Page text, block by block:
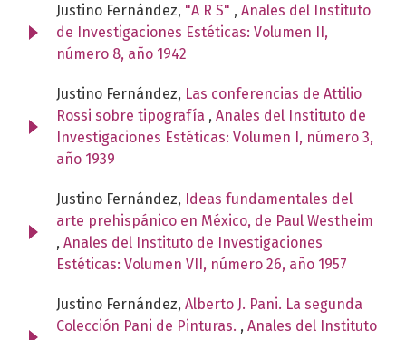
Justino Fernández, "A R S" , Anales del Instituto
de Investigaciones Estéticas: Volumen II,
número 8, año 1942
Justino Fernández, Las conferencias de Attilio
Rossi sobre tipografía , Anales del Instituto de
Investigaciones Estéticas: Volumen I, número 3,
año 1939
Justino Fernández, Ideas fundamentales del
arte prehispánico en México, de Paul Westheim
, Anales del Instituto de Investigaciones
Estéticas: Volumen VII, número 26, año 1957
Justino Fernández, Alberto J. Pani. La segunda
Colección Pani de Pinturas. , Anales del Instituto